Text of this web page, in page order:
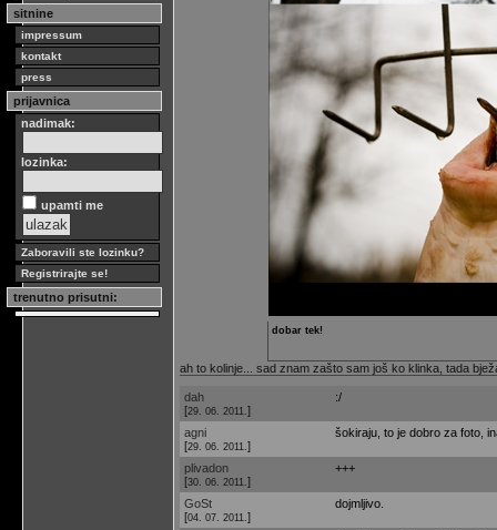
sitnine
impressum
kontakt
press
prijavnica
nadimak:
lozinka:
upamti me
Zaboravili ste lozinku?
Registrirajte se!
trenutno prisutni:
dobar tek!
ah to kolinje... sad znam zašto sam još ko klinka, tada
dah
[29. 06. 2011. ]
:/
agni
[29. 06. 2011. ]
šokiraju, to je dobro za foto,
plivadon
[30. 06. 2011. ]
+++
GoSt
[04. 07. 2011. ]
dojmljivo.